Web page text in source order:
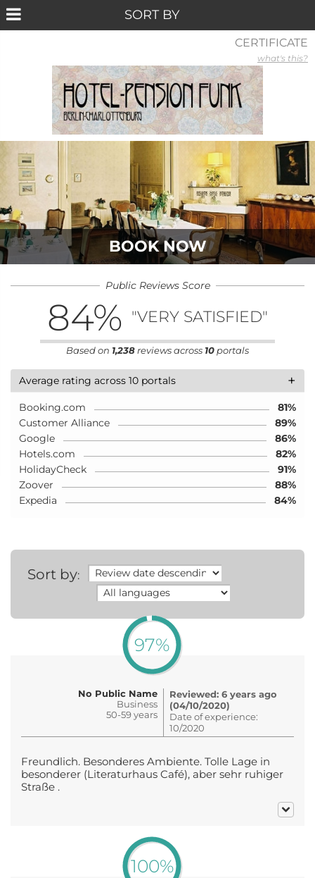
BOOK NOW
Public Reviews Score
84% "VERY SATISFIED"
Based on 1,238 reviews across 10 portals
+
Average rating across 10 portals
Booking.com
81%
Customer Alliance
89%
Google
86%
Hotels.com
82%
HolidayCheck
91%
Zoover
88%
Expedia
84%
Sort by:
97%
No Public Name
Business
50-59 years
Reviewed: 6 years ago
(04/10/2020)
Date of experience:
10/2020
Freundlich. Besonderes Ambiente. Tolle Lage in
besonderer (Literaturhaus Café), aber sehr ruhiger
Straße .
100%
CERTIFICATE
what's this?